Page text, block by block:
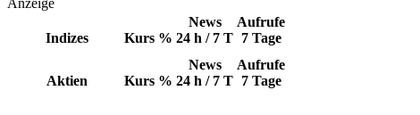
Anzeige
Indizes Kurs %
News
24 h / 7 T
Aufrufe
7 Tage
Aktien Kurs %
News
24 h / 7 T
Aufrufe
7 Tage